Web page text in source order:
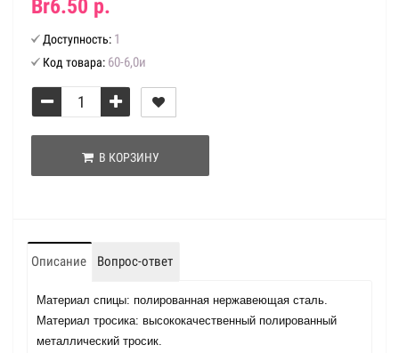
Br6.50 р.
Доступность: 1
Код товара: 60-6,0и
В КОРЗИНУ
Описание Вопрос-ответ
Материал спицы: полированная нержавеющая сталь.
Материал тросика: высококачественный полированный
металлический тросик.